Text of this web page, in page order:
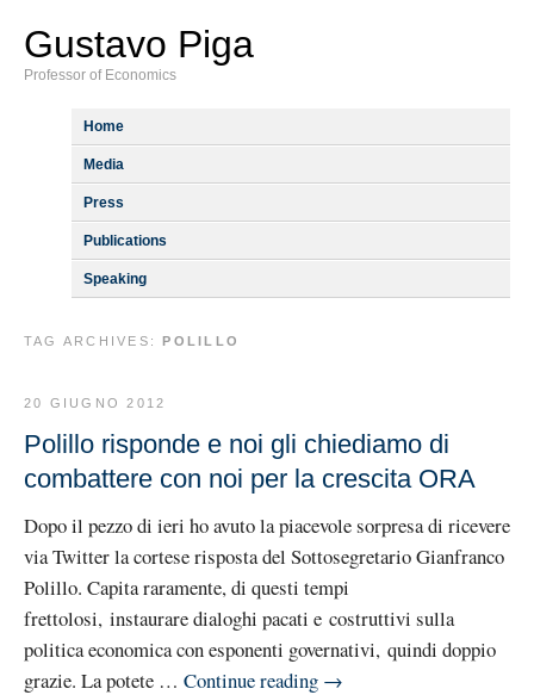
Gustavo Piga
Professor of Economics
Home
Media
Press
Publications
Speaking
TAG ARCHIVES:POLILLO
20 GIUGNO 2012
Polillo risponde e noi gli chiediamo di
combattere con noi per la crescita ORA
Dopo il pezzo di ieri ho avuto la piacevole sorpresa di ricevere
via Twitter la cortese risposta del Sottosegretario Gianfranco
Polillo. Capita raramente, di questi tempi
frettolosi, instaurare dialoghi pacati e costruttivi sulla
politica economica con esponenti governativi, quindi doppio
grazie. La potete … Continue reading →